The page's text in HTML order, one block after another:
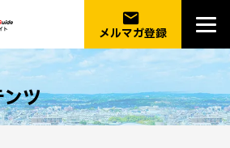
email
メルマガ登録
ツ